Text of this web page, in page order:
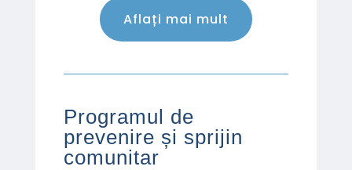
Aflați mai mult
Programul de
prevenire și sprijin
comunitar